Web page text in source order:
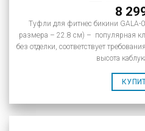
8
Туфли для фитнес бикини GALA-
размера – 22.8 см) – популярная
без отделки, соответствует
высота